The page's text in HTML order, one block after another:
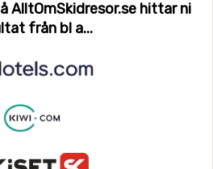
AlltOmSkidresor.se hittar ni
från bl a...